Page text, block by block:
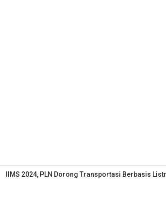
IIMS 2024, PLN Dorong Transportasi Berbasis